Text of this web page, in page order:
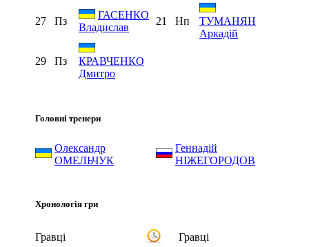
27 Пз
ГАСЕНКО
Владислав
21 Нп
ТУМАНЯН
Аркадій
29 Пз
КРАВЧЕНКО
Дмитро
Головні тренери
Олександр
ОМЕЛЬЧУК
Геннадій
НІЖЕГОРОДОВ
Хронологія гри
Гравці Гравці